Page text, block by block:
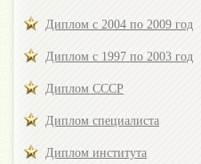
Диплом с 2004 по 2009 год
Диплом с 1997 по 2003 год
Диплом СССР
Диплом специалиста
Диплом института